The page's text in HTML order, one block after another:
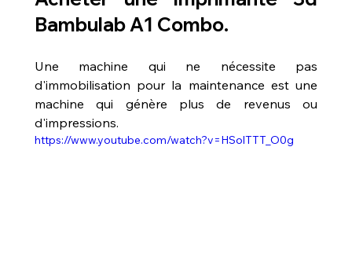
Bambulab A1 Combo.
Une machine qui ne nécessite pas
d'immobilisation pour la maintenance est une
machine qui génère plus de revenus ou
d'impressions.
https://www.youtube.com/watch?v=HSolTTT_O0g